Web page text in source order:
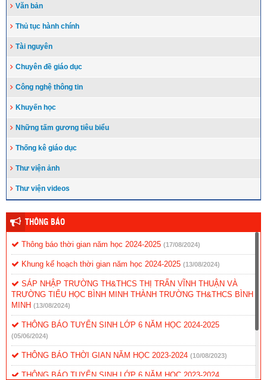
Văn bản
Thủ tục hành chính
Tài nguyên
Chuyên đề giáo dục
Công nghệ thông tin
Khuyến học
Những tấm gương tiêu biểu
Thống kê giáo dục
Thư viện ảnh
Thư viện videos
THÔNG BÁO
Thông báo thời gian năm học 2024-2025 (17/08/2024)
Khung kế hoạch thời gian năm học 2024-2025 (13/08/2024)
SÁP NHẬP TRƯỜNG TH&THCS THỊ TRẤN VĨNH THUẬN VÀ
TRƯỜNG TIỂU HỌC BÌNH MINH THÀNH TRƯỜNG TH&THCS BÌNH
MINH (13/08/2024)
THÔNG BÁO TUYỂN SINH LỚP 6 NĂM HỌC 2024-2025
(05/06/2024)
THÔNG BÁO THỜI GIAN NĂM HỌC 2023-2024 (10/08/2023)
THÔNG BÁO TUYỂN SINH LỚP 6 NĂM HỌC 2023-2024